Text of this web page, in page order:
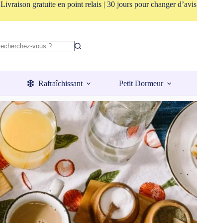
Livraison gratuite en point relais | 30 jours pour changer d’avis
Rafraîchissant Petit Dormeur